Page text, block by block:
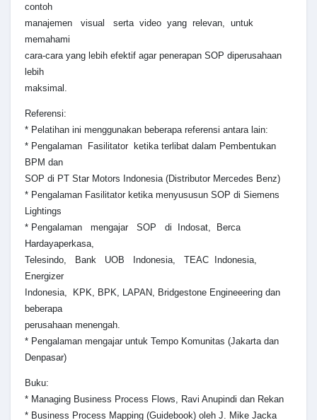
contoh
manajemen visual serta video yang relevan, untuk
memahami
cara-cara yang lebih efektif agar penerapan SOP diperusahaan
lebih
maksimal.
Referensi:
* Pelatihan ini menggunakan beberapa referensi antara lain:
* Pengalaman Fasilitator ketika terlibat dalam Pembentukan
BPM dan
SOP di PT Star Motors Indonesia (Distributor Mercedes Benz)
* Pengalaman Fasilitator ketika menyususun SOP di Siemens
Lightings
* Pengalaman mengajar SOP di Indosat, Berca
Hardayaperkasa,
Telesindo, Bank UOB Indonesia, TEAC Indonesia,
Energizer
Indonesia, KPK, BPK, LAPAN, Bridgestone Engineeering dan
beberapa
perusahaan menengah.
* Pengalaman mengajar untuk Tempo Komunitas (Jakarta dan
Denpasar)
Buku:
* Managing Business Process Flows, Ravi Anupindi dan Rekan
* Business Process Mapping (Guidebook) oleh J. Mike Jacka